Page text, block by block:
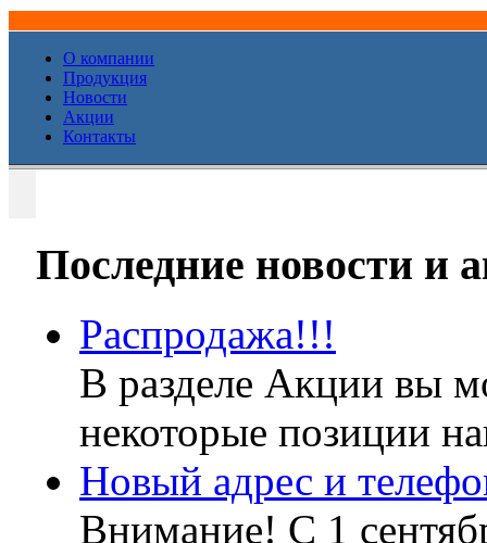
О компании
Продукция
Новости
Акции
Контакты
Последние новости и
Распродажа!!!
В разделе Акции вы
некоторые позиции
Новый адрес и
Внимание! С 1